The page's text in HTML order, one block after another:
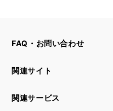
FAQ・お問い合わせ
関連サイト
関連サービス